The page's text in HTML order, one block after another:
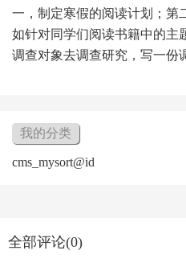
一，制定寒假的阅读计划；第
如针对同学们阅读书籍中的主
调查对象去调查研究，写一份
我的分类
cms_mysort@id
全部评论(0)